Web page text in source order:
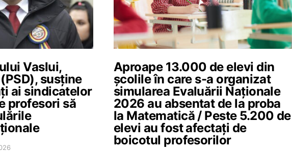
Vaslui,
susţine
ai sindicatelor
profesori să
Aproape 13.000 de elevi din
școlile în care s-a organizat
simularea Evaluării Naționale
2026 au absentat de la proba
la Matematică / Peste 5.200 de
elevi au fost afectați de
boicotul profesorilor